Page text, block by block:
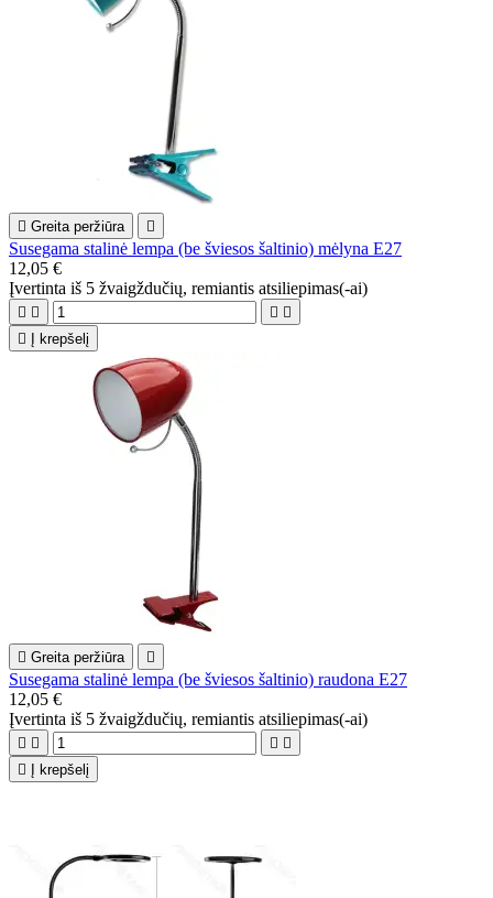
 Greita peržiūra 
Susegama stalinė lempa (be šviesos šaltinio) mėlyna E27
12,05 €
Įvertinta iš 5 žvaigždučių, remiantis atsiliepimas(-ai)
   

Į krepšelį
 Greita peržiūra 
Susegama stalinė lempa (be šviesos šaltinio) raudona E27
12,05 €
Įvertinta iš 5 žvaigždučių, remiantis atsiliepimas(-ai)
   

Į krepšelį